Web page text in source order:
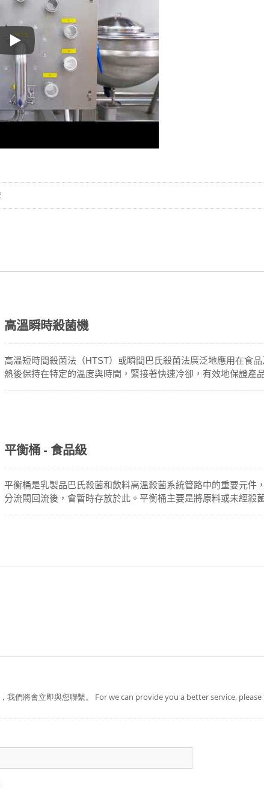
果料添加機
CIP清洗系統
高溫瞬時殺菌機
高溫短時間殺菌法（HTST）或瞬間巴氏殺菌法廣泛地應用在食
熱後保持在特定的溫度與時間，緊接著快速冷卻，有效地保證產
平衡桶 - 食品級
平衡桶是乳製品巴氏殺菌和飲料高溫殺菌系統管路中的重要元件
分流閥回流後，會暫時存放於此。平衡桶主要是將原料或未經殺